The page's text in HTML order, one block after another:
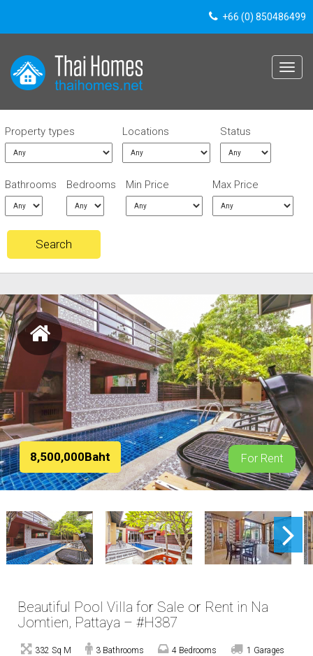
+66 (0) 850486499
Toggle
Property types Locations Status
Bathrooms Bedrooms Min Price Max Price
8,500,000Baht For Rent
Beautiful Pool Villa for Sale or Rent in Na
Jomtien, Pattaya – #H387
332 Sq M 3 Bathrooms 4 Bedrooms 1 Garages